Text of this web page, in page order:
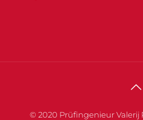
© 2020 Prüfingenieur Valerij